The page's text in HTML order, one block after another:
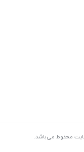
سايت محفوظ می‌باشد.